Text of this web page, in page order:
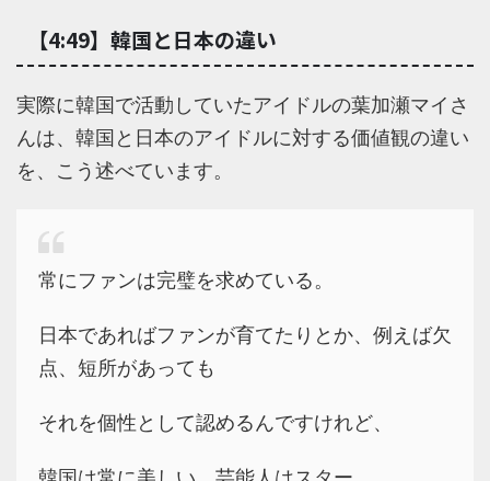
【4:49】韓国と日本の違い
実際に韓国で活動していたアイドルの葉加瀬マイさ
んは、韓国と日本のアイドルに対する価値観の違い
を、こう述べています。
常にファンは完璧を求めている。
日本であればファンが育てたりとか、例えば欠
点、短所があっても
それを個性として認めるんですけれど、